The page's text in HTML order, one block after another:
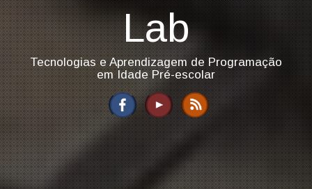
Lab
Tecnologias e Aprendizagem de Programação
em Idade Pré-escolar